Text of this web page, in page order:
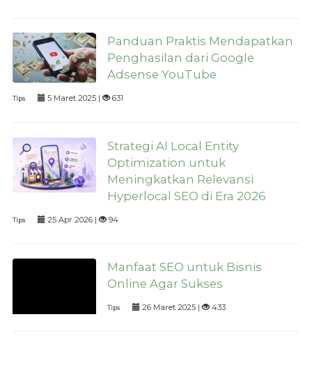
Panduan Praktis Mendapatkan
Penghasilan dari Google
Adsense YouTube
Tips 5 Maret 2025 | 631
Strategi AI Local Entity
Optimization untuk
Meningkatkan Relevansi
Hyperlocal SEO di Era 2026
Tips 25 Apr 2026 | 94
Manfaat SEO untuk Bisnis
Online Agar Sukses
Tips 26 Maret 2025 | 433